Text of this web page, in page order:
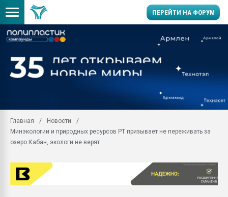
ПЕРЕЙТИ НА ФОРУМ
первый план в
пластмасс
ситуацией на
Продам отходы
поликарбоната и АБС-
Armaloy PC/ABS-1IM
Главная
Новости
Минэкологии и природных ресурсов РТ призывает не переживать за
озеро Кабан, экологи не верят